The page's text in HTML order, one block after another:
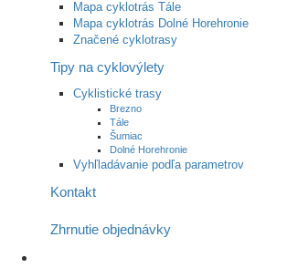
Mapa cyklotrás Tále
Mapa cyklotrás Dolné Horehronie
Značené cyklotrasy
Tipy na cyklovýlety
Cyklistické trasy
Brezno
Tále
Šumiac
Dolné Horehronie
Vyhľladávanie podľa parametrov
Kontakt
Zhrnutie objednávky